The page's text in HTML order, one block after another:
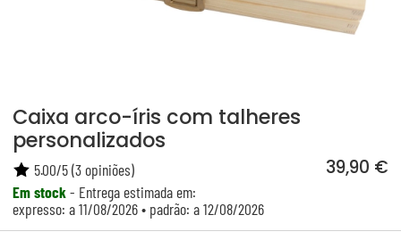
Caixa arco-íris com talheres
personalizados
39,90 €
Em stock- Entrega estimada em:
expresso: a 11/08/2026 • padrão: a 12/08/2026
5.00/5(3opiniões)